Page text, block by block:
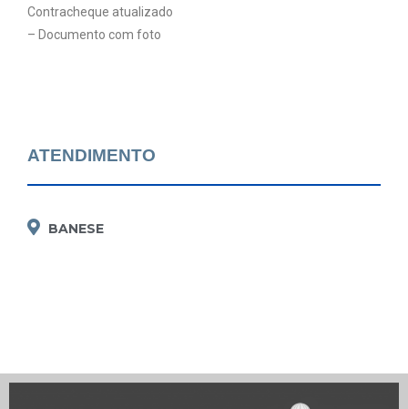
Contracheque atualizado
– Documento com foto
ATENDIMENTO
BANESE